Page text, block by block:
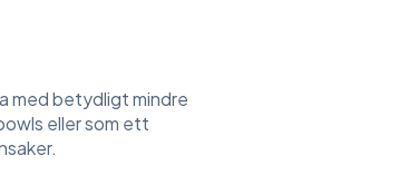
med betydligt mindre
eller som ett